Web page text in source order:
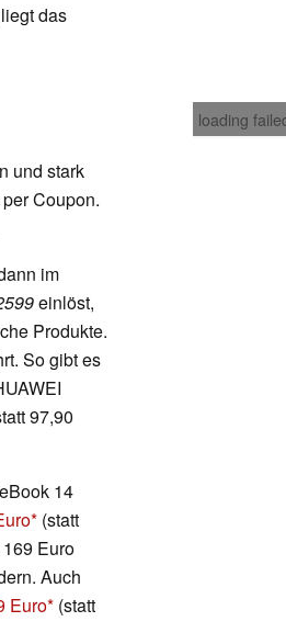
das
loading
und stark
Coupon.
im
einlöst,
Produkte.
So gibt es
97,90
14
(statt
Euro
Auch
Euro (statt